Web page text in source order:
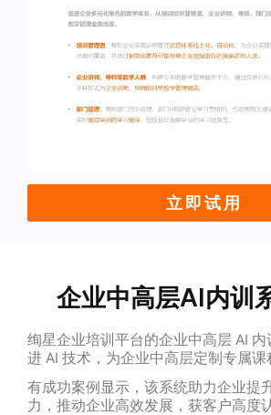
立即试用
企业中高层AI内训
绚星企业培训平台的企业中高层 AI
进 AI 技术，为企业中高层定制专属课
有成功案例显示，该系统助力企业提
力，推动企业高效发展，获客户高度